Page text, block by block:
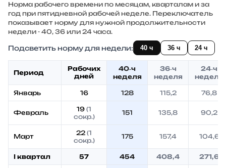
Норма рабочего времени по месяцам, кварталам и за
год при пятидневной рабочей неделе. Переключатель
показывает норму для нужной продолжительности
недели - 40, 36 или 24 часа.
Подсветить норму для недели: 40 ч 36 ч 24 ч
Период
Рабочих
дней
40‑ч
неделя
36‑ч
неделя
24‑ч
неделя
Январь 16 128 115,2 76,8
Февраль 19 (1
сокр.)
151 135,8 90,2
Март 22 (1
сокр.)
175 157,4 104,6
I квартал 57 454 408,4 271,6